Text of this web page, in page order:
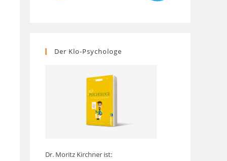
Der Klo-Psychologe
Dr. Moritz Kirchner ist: